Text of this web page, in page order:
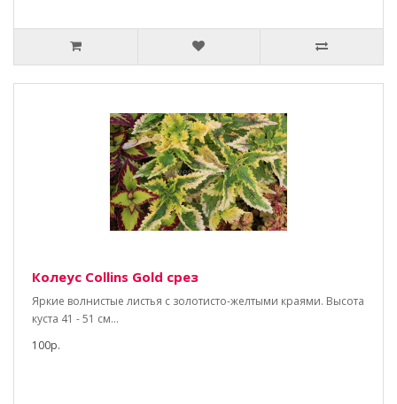
Колеус Collins Gold срез
Яркие волнистые листья c золотисто-желтыми краями. Высота
куста 41 - 51 см...
100р.